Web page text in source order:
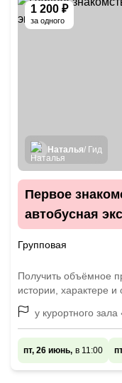
1 200 ₽
за одного
Наталья/ Гид
Первое
автобусная
Групповая
Получить объёмное
истории, характере и
у курортного
пт, 26 июнь, в 11:00